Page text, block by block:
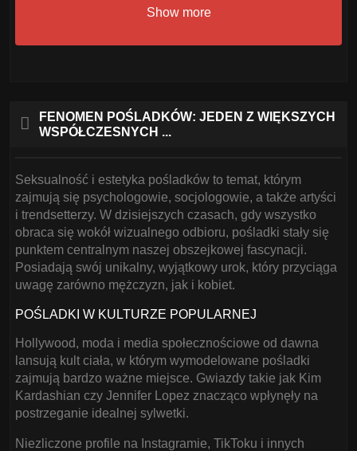
Show more
FENOMEN POŚLADKÓW: JEDEN Z WIĘKSZYCH
WSPÓŁCZESNYCH ...
Seksualność i estetyka pośladków to temat, którym
zajmują się psychologowie, socjologowie, a także artyści
i trendsetterzy. W dzisiejszych czasach, gdy wszystko
obraca się wokół wizualnego odbioru, pośladki stały się
punktem centralnym naszej obszejkowej fascynacji.
Posiadają swój unikalny, wyjątkowy urok, który przyciąga
uwagę zarówno mężczyzn, jak i kobiet.
POŚLADKI W KULTURZE POPULARNEJ
Hollywood, moda i media społecznościowe od dawna
lansują kult ciała, w którym wymodelowane pośladki
zajmują bardzo ważne miejsce. Gwiazdy takie jak Kim
Kardashian czy Jennifer Lopez znacząco wpłynęły na
postrzeganie idealnej sylwetki.
Niezliczone profile na Instagramie, TikToku i innych